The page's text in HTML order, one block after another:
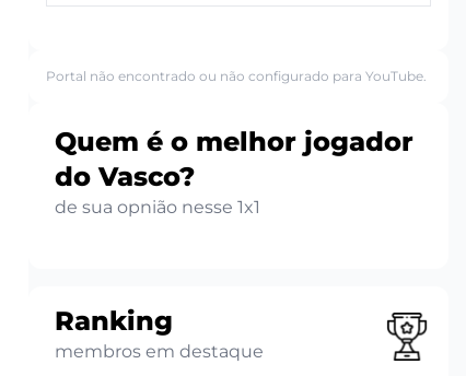
Portal não encontrado ou não configurado para YouTube.
Quem é o melhor jogador
do Vasco?
de sua opnião nesse 1x1
Ranking
membros em destaque